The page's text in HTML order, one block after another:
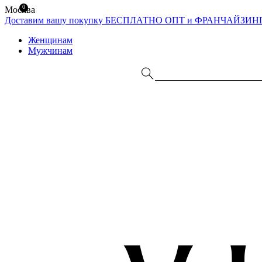
Москва
Доставим вашу покупку БЕСПЛАТНО ОПТ и
Женщинам
Мужчинам
0